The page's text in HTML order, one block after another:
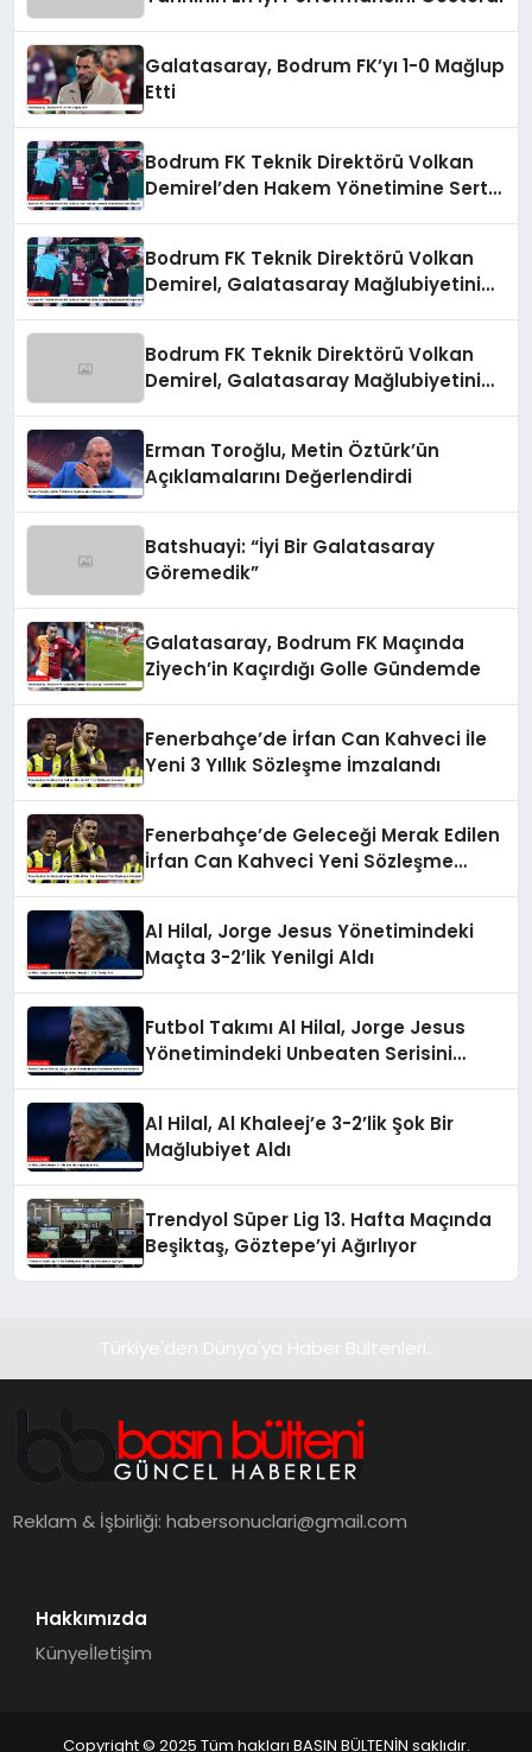
Galatasaray, Bodrum FK’yı 1-0 Mağlup
Etti
Bodrum FK Teknik Direktörü Volkan
Demirel’den Hakem Yönetimine Sert
Bodrum FK Teknik Direktörü Volkan
Demirel, Galatasaray Mağlubiyetini
Bodrum FK Teknik Direktörü Volkan
Demirel, Galatasaray Mağlubiyetini
Erman Toroğlu, Metin Öztürk’ün
Açıklamalarını Değerlendirdi
Batshuayi: “İyi Bir Galatasaray
Göremedik”
Galatasaray, Bodrum FK Maçında
Ziyech’in Kaçırdığı Golle Gündemde
Fenerbahçe’de İrfan Can Kahveci İle
Yeni 3 Yıllık Sözleşme İmzalandı
Fenerbahçe’de Geleceği Merak Edilen
İrfan Can Kahveci Yeni Sözleşme
Al Hilal, Jorge Jesus Yönetimindeki
Maçta 3-2’lik Yenilgi Aldı
Futbol Takımı Al Hilal, Jorge Jesus
Yönetimindeki Unbeaten Serisini
Al Hilal, Al Khaleej’e 3-2’lik Şok Bir
Mağlubiyet Aldı
Trendyol Süper Lig 13. Hafta Maçında
Beşiktaş, Göztepe’yi Ağırlıyor
Türkiye'den Dünya'ya Haber Bültenleri..
Reklam & İşbirliği:habersonuclari@gmail.com
Hakkımızda
Künyeİletişim
Copyright © 2025 Tüm hakları BASIN BÜLTENİN saklıdır.